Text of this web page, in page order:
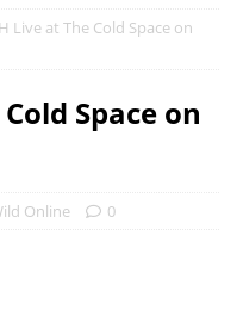
Live at The Cold Space on
Space on
Online 0